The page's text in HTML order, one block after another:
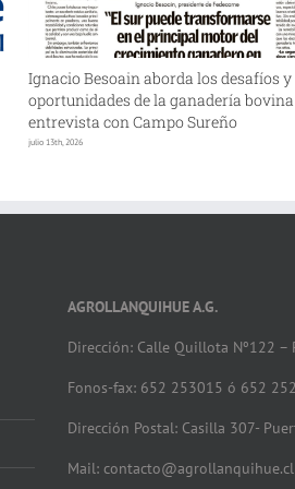
Ignacio Besoain aborda los desafíos y
oportunidades de la ganadería
entrevista con Campo Sureño
julio 13th, 2026
AGROLLANQUIHUE A.G.
Dirección: Calle Quillota Nº122
Fonos-fax: 652 253015 ó 652
Dirección Postal: Casilla 307-
Mail: contacto@agrollanquihue.cl